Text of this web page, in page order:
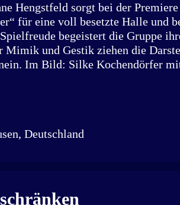
Hengstfeld sorgt bei der
für eine voll besetzte Halle und
begeistert die Gruppe
Mimik und Gestik ziehen die
Im Bild: Silke Kochendörfer
eine liebevoll, ländliche Kulisse.
Silke Kochendörfer, Tine Ruiner,
Borchert. Mit der Komödie
ehrenamtlichen Helfern. „An
Deutschland